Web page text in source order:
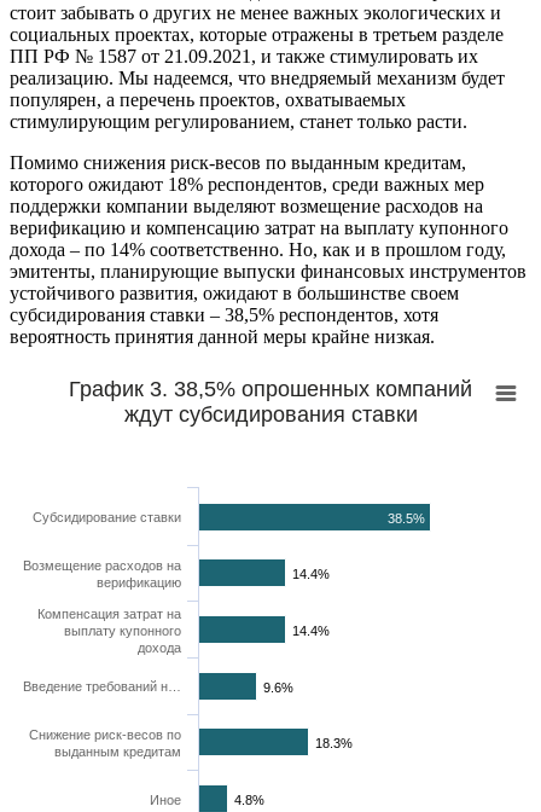
стоит забывать о других не менее важных экологических и
социальных проектах, которые отражены в третьем разделе
ПП РФ № 1587 от 21.09.2021, и также стимулировать их
реализацию. Мы надеемся, что внедряемый механизм будет
популярен, а перечень проектов, охватываемых
стимулирующим регулированием, станет только расти.
Помимо снижения риск-весов по выданным кредитам,
которого ожидают 18% респондентов, среди важных мер
поддержки компании выделяют возмещение расходов на
верификацию и компенсацию затрат на выплату купонного
дохода – по 14% соответственно. Но, как и в прошлом году,
эмитенты, планирующие выпуски финансовых инструментов
устойчивого развития, ожидают в большинстве своем
субсидирования ставки – 38,5% респондентов, хотя
вероятность принятия данной меры крайне низкая.
График 3. 38,5% опрошенных компаний
ждут субсидирования ставки
38.5%
14.4%
14.4%
9.6%
18.3%
4.8%
Субсидирование ставки
Возмещение расходов на
верификацию
Компенсация затрат на
выплату купонного
дохода
Введение требований н…
Снижение риск-весов по
выданным кредитам
Иное